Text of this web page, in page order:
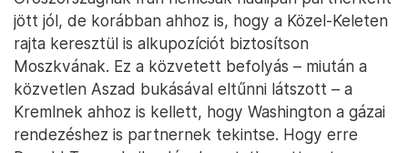
De ellenkező irányban is látványos volt a kapcsolat
a fegyverek terén: 2022 folyamán kiemelten fontos
szerepet játszottak az ukrajnai háborúban orosz
oldalon az iráni Sahed drónok, majd az alapjukon
létrehozott orosz gyártmányú Gerany drónok.
Ezekkel reagáltak az először ukrán oldalon
tökéletesített, drónokkal védekező harcmodorra,